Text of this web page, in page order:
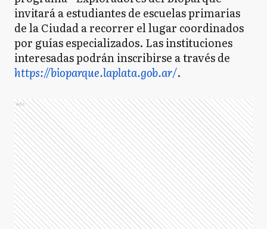
invitará a estudiantes de escuelas primarias
de la Ciudad a recorrer el lugar coordinados
por guías especializados. Las instituciones
interesadas podrán inscribirse a través de
https://bioparque.laplata.gob.ar/.
Ads